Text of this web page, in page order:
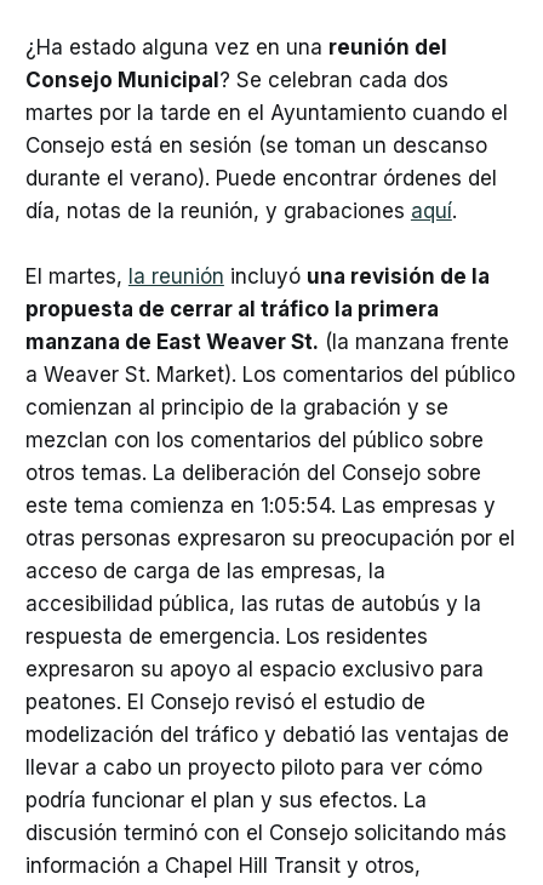
¿Ha estado alguna vez en una reunión del
Consejo Municipal? Se celebran cada dos
martes por la tarde en el Ayuntamiento cuando el
Consejo está en sesión (se toman un descanso
durante el verano). Puede encontrar órdenes del
día, notas de la reunión, y grabaciones aquí.
El martes, la reunión incluyó una revisión de la
propuesta de cerrar al tráfico la primera
manzana de East Weaver St. (la manzana frente
a Weaver St. Market). Los comentarios del público
comienzan al principio de la grabación y se
mezclan con los comentarios del público sobre
otros temas. La deliberación del Consejo sobre
este tema comienza en 1:05:54. Las empresas y
otras personas expresaron su preocupación por el
acceso de carga de las empresas, la
accesibilidad pública, las rutas de autobús y la
respuesta de emergencia. Los residentes
expresaron su apoyo al espacio exclusivo para
peatones. El Consejo revisó el estudio de
modelización del tráfico y debatió las ventajas de
llevar a cabo un proyecto piloto para ver cómo
podría funcionar el plan y sus efectos. La
discusión terminó con el Consejo solicitando más
información a Chapel Hill Transit y otros,